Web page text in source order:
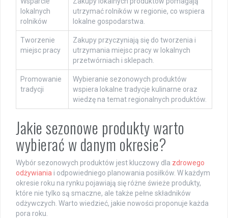
lokalnych
rolników
utrzymać rolników w regionie, co wspiera
lokalne gospodarstwa.
Tworzenie
miejsc pracy
Zakupy przyczyniają się do tworzenia i
utrzymania miejsc pracy w lokalnych
przetwórniach i sklepach.
Promowanie
tradycji
Wybieranie sezonowych produktów
wspiera lokalne tradycje kulinarne oraz
wiedzę na temat regionalnych produktów.
Jakie sezonowe produkty warto
wybierać w danym okresie?
Wybór sezonowych produktów jest kluczowy dla zdrowego
odżywiania i odpowiedniego planowania posiłków. W każdym
okresie roku na rynku pojawiają się różne świeże produkty,
które nie tylko są smaczne, ale także pełne składników
odżywczych. Warto wiedzieć, jakie nowości proponuje każda
pora roku.